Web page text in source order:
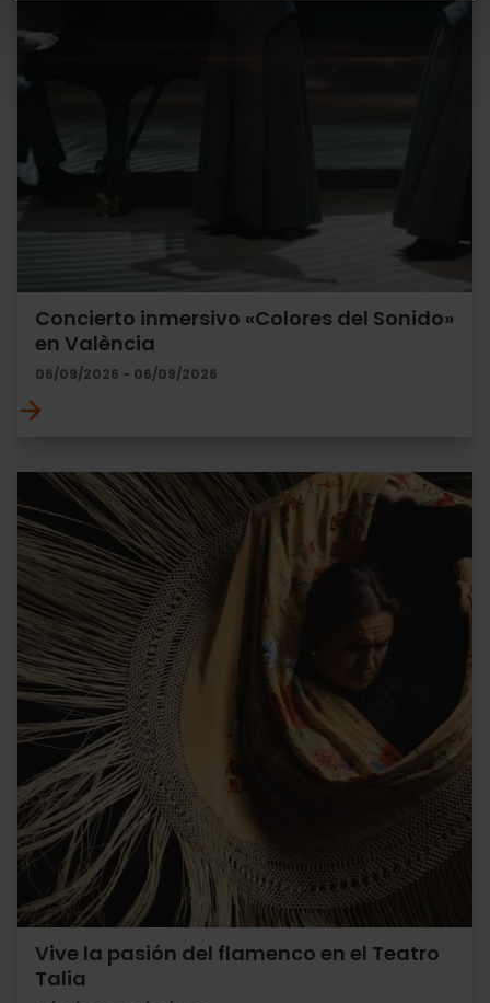
Concierto inmersivo «Colores del Sonido»
en València
06/09/2026 - 06/09/2026
Vive la pasión del flamenco en el Teatro
Talia